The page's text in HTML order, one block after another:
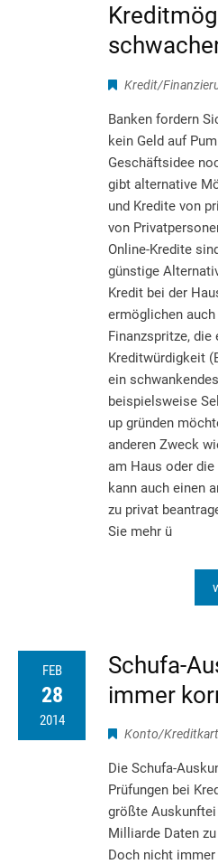
Kredit/
Banken fordern
kein Geld auf
Geschäftsidee
gibt alternative
und Kredite von
von
Online-Kredite
günstige
Kredit bei der
ermöglichen
Finanzspritze, die
Kreditwürdigkeit
ein
beispielsweise
up gründen
anderen Zweck
am Haus oder
kann auch einen
zu privat
Sie mehr ü
FEB
28
2014
Schufa-
immer
Konto/
Die Schufa-
Prüfungen bei
größte
Milliarde Daten
Doch nicht